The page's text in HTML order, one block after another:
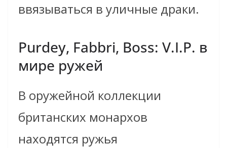
ввязываться в уличные драки.
Purdey, Fabbri, Boss: V.I.P. в
мире ружей
В оружейной коллекции
британских монархов
находятся ружья